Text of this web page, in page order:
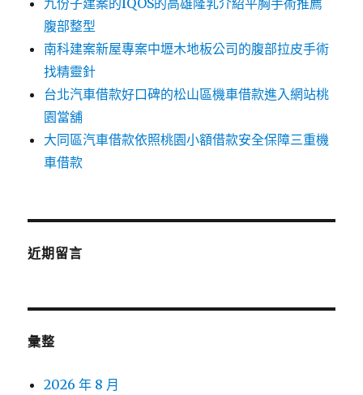
九份子建案的IQOS的高雄隆乳介紹平胸手術推薦
腹部整型
南科建案新屋專案中壢木地板公司的腹部拉皮手術
找精靈針
台北汽車借款好口碑的松山區機車借款進入網站桃
園當舖
大同區汽車借款依照桃園小額借款安全保障三重機
車借款
近期留言
彙整
2026 年 8 月